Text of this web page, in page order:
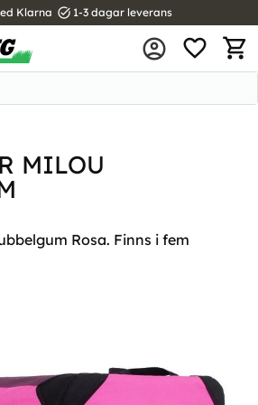
Klarna task_alt 1-3 dagar leverans
MILOU
Rosa. Finns i fem